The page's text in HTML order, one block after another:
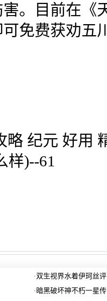
。目前在《
免费获劝五
略 纪元 好用
样)--61
· 双生视界水着伊珂丝
· 暗黑破坏神不朽一星